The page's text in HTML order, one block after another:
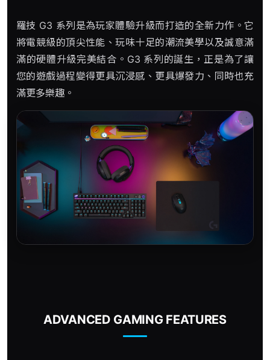
羅技 G3 系列是為玩家體驗升級而打造的全新力作。它
將電競級的頂尖性能、玩味十足的潮流美學以及誠意滿
滿的硬體升級完美結合。G3 系列的誕生，正是為了讓
您的遊戲過程變得更具沉浸感、更具爆發力、同時也充
滿更多樂趣。
ADVANCED GAMING FEATURES